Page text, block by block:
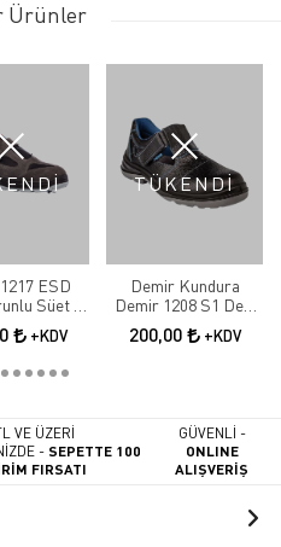
Ürünler
ESD
Süet İş
+KDV
TÜKENDİ
Demir Kundura
Demir 1208 S1 Deri
Çelik Burunlu Delikli
Sandalet Model Iş
200,00 +KDV
VE ÜZERİ
-SEPETTE 100
FIRSATI
GÜVENLİ -
ONLINE
ALIŞVERİŞ